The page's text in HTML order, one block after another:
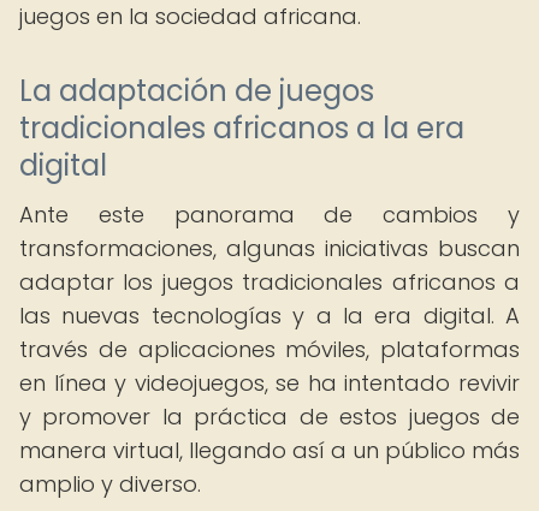
juegos en la sociedad africana.
La adaptación de juegos
tradicionales africanos a la era
digital
Ante este panorama de cambios y
transformaciones, algunas iniciativas buscan
adaptar los juegos tradicionales africanos a
las nuevas tecnologías y a la era digital. A
través de aplicaciones móviles, plataformas
en línea y videojuegos, se ha intentado revivir
y promover la práctica de estos juegos de
manera virtual, llegando así a un público más
amplio y diverso.